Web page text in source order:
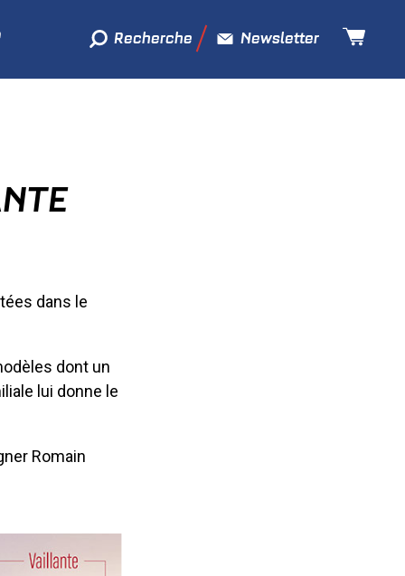
Recherche Newsletter
dans le
dont un
lui donne le
Romain